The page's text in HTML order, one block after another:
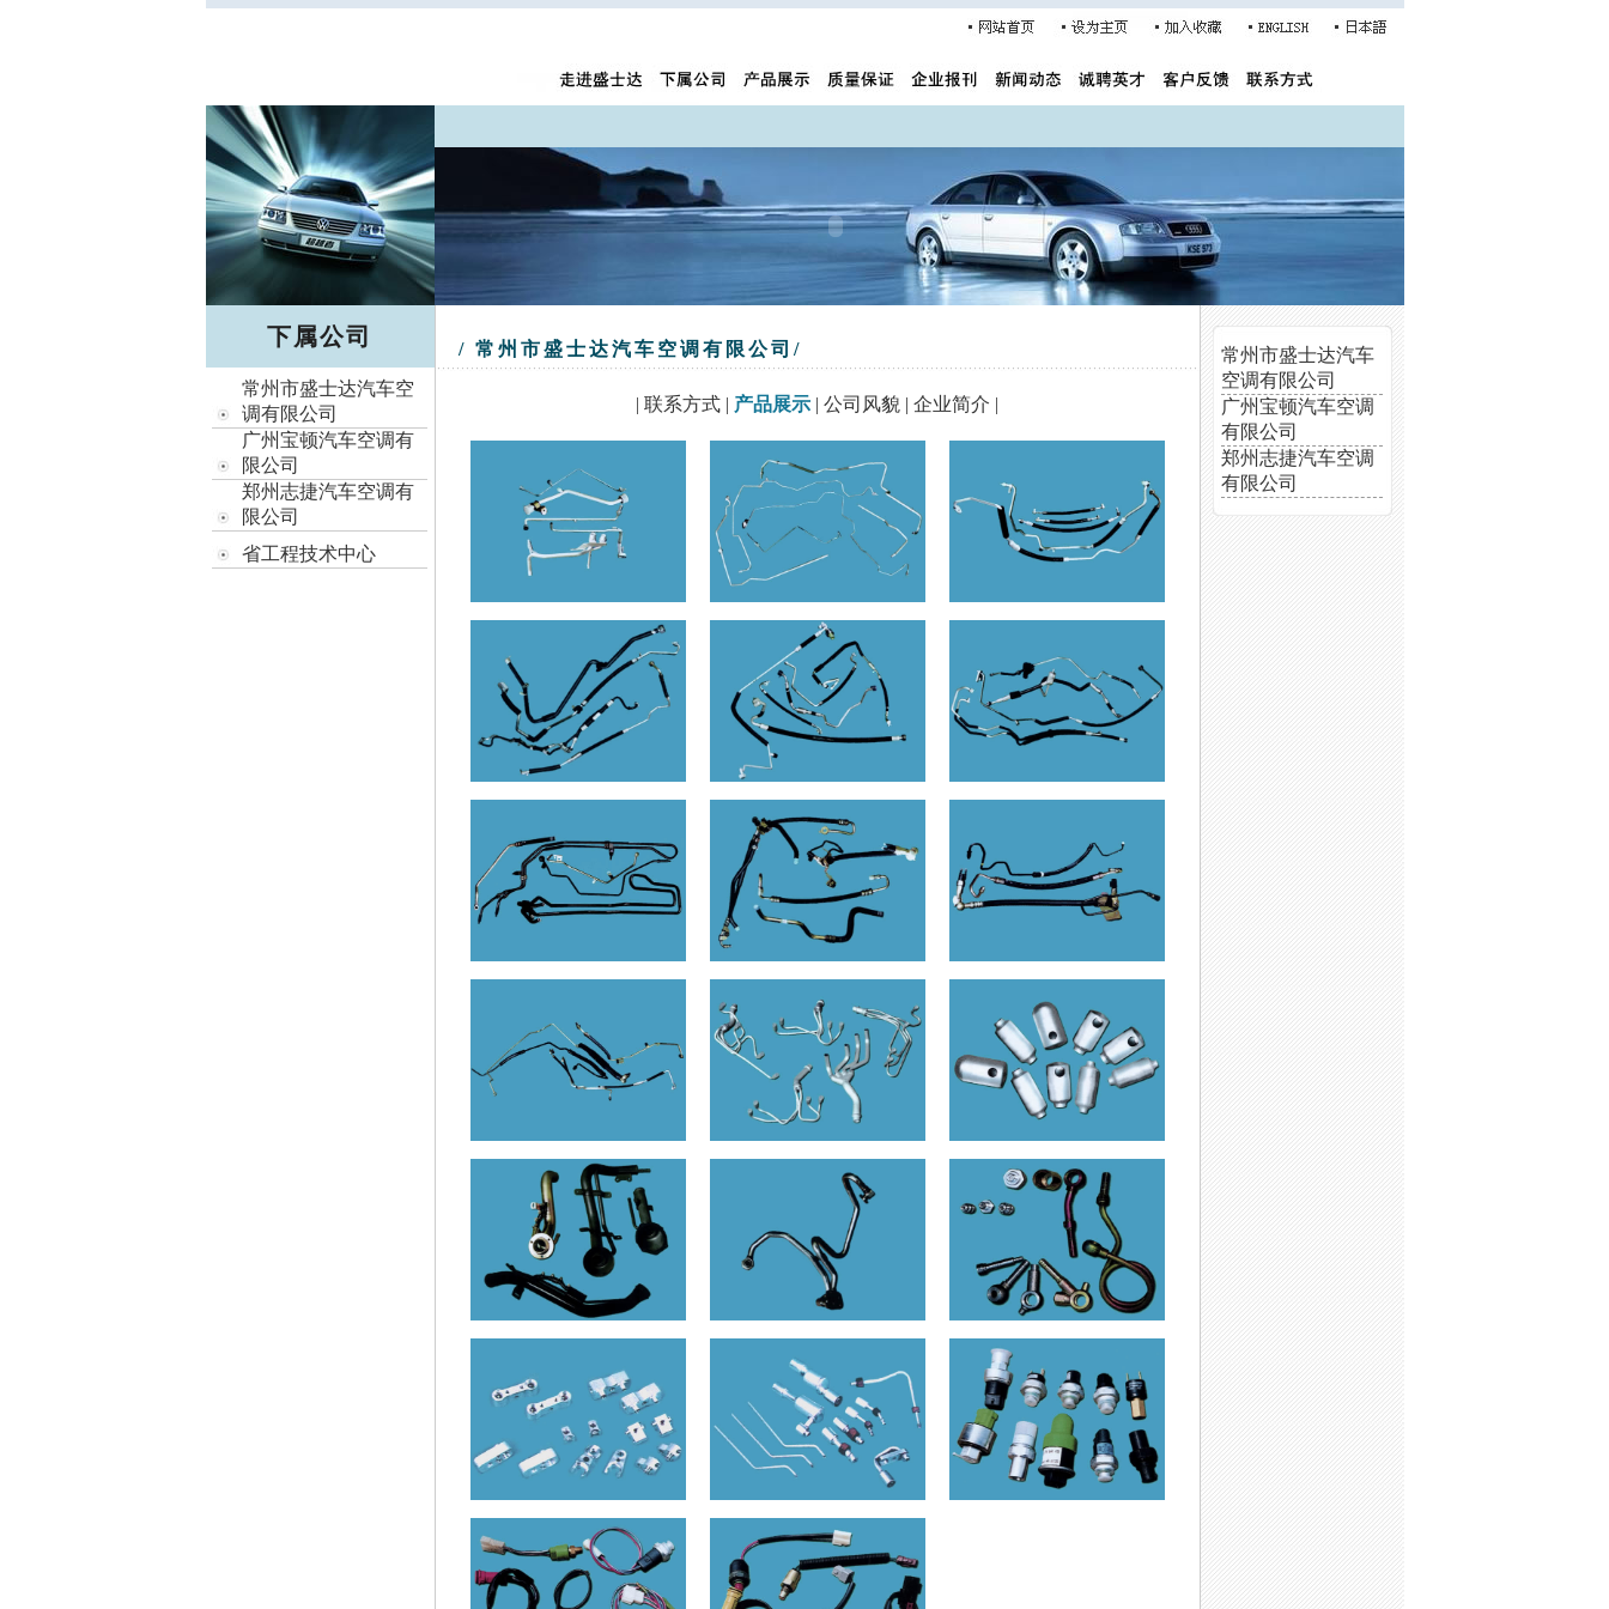
下属公司
常州市盛士达汽车空
调有限公司
广州宝顿汽车空调有
限公司
郑州志捷汽车空调有
限公司
省工程技术中心
/ 常州市盛士达汽车空调有限公司/
| 联系方式 | 产品展示 | 公司风貌 | 企业简介 |
常州市盛士达汽车
空调有限公司
广州宝顿汽车空调
有限公司
郑州志捷汽车空调
有限公司